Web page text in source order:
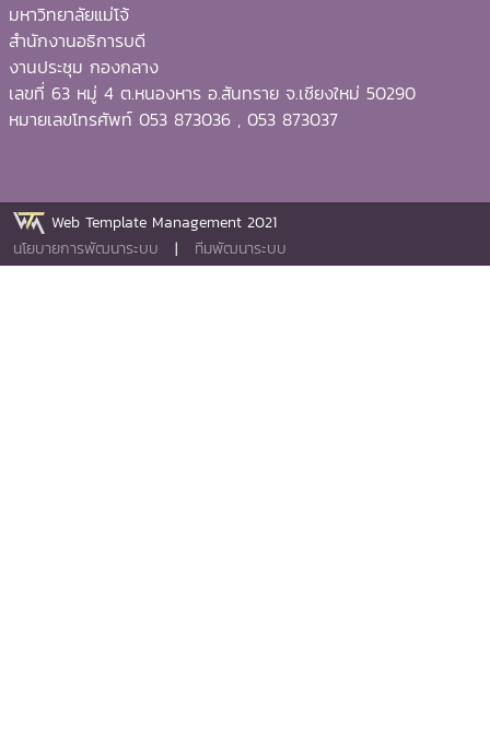
มหาวิทยาลัยแม่โจ้
สำนักงานอธิการบดี
งานประชุม กองกลาง
เลขที่ 63 หมู่ 4 ต.หนองหาร อ.สันทราย จ.เชียงใหม่ 50290
หมายเลขโทรศัพท์ 053 873036 , 053 873037
Web Template Management 2021
นโยบายการพัฒนาระบบ | ทีมพัฒนาระบบ